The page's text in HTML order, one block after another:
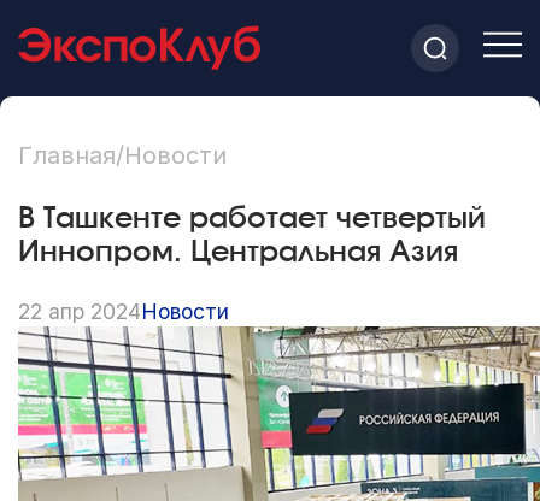
Главная/Новости
В Ташкенте работает четвертый
Иннопром. Центральная Азия
22 апр 2024Новости